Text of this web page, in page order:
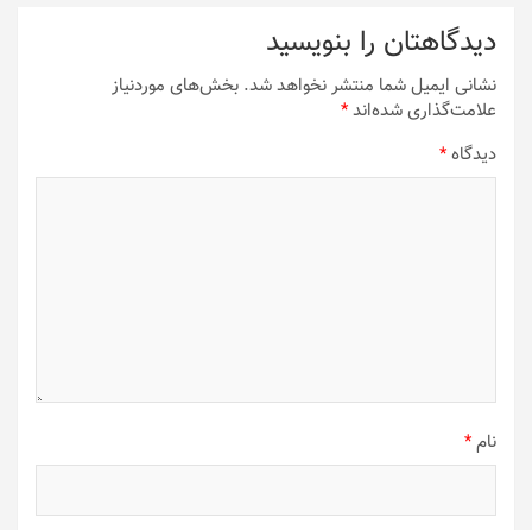
دیدگاهتان را بنویسید
نشانی ایمیل شما منتشر نخواهد شد. بخش‌های موردنیاز
علامت‌گذاری شده‌اند*
دیدگاه*
نام*